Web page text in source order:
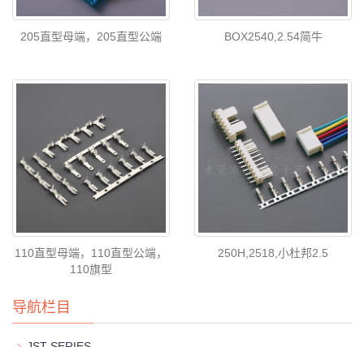
205直型母端，205直型公端 BOX2540,2.54简牛
110直型母端，110直型公端，
110旗型
250H,2518,小杜邦2.5
导航栏目